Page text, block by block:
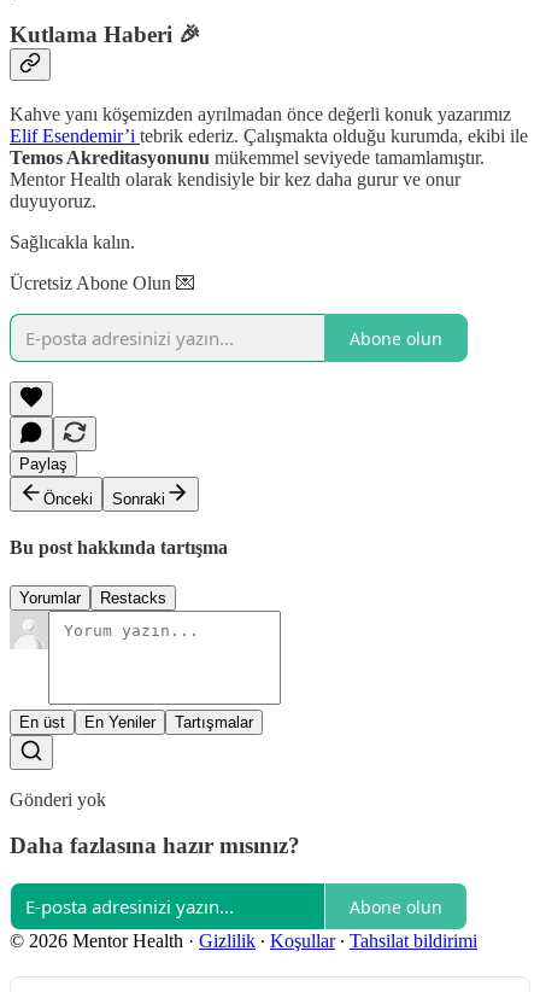
Kutlama Haberi 🎉
Kahve yanı köşemizden ayrılmadan önce değerli konuk yazarımız
Elif Esendemir’i tebrik ederiz. Çalışmakta olduğu kurumda, ekibi ile
Temos Akreditasyonunu mükemmel seviyede tamamlamıştır.
Mentor Health olarak kendisiyle bir kez daha gurur ve onur
duyuyoruz.
Sağlıcakla kalın.
Ücretsiz Abone Olun 💌
Abone olun
Paylaş
Önceki
Sonraki
Bu post hakkında tartışma
Yorumlar Restacks
En üst En Yeniler Tartışmalar
Gönderi yok
Daha fazlasına hazır mısınız?
Abone olun
© 2026 Mentor Health · Gizlilik ∙ Koşullar∙ Tahsilat bildirimi